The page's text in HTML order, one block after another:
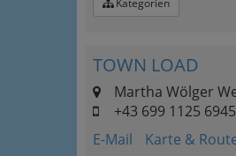
Kategorien
TOWN LOAD
Martha Wölger
+43 699 1125 6945
E-Mail
Karte &